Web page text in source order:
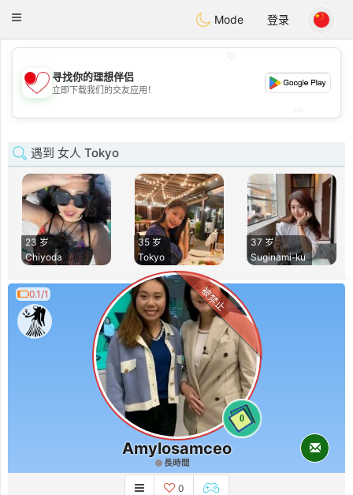
Chat
Toggle
Mode 登录
💖
💕
寻找你的理想伴侣
立即下载我们的交友应用！
遇到 女人 Tokyo
23 岁
Chiyoda
35 岁
Tokyo
37 岁
Suginami-ku
0.1/1
0
被禁止
Amylosamceo
長時間
0